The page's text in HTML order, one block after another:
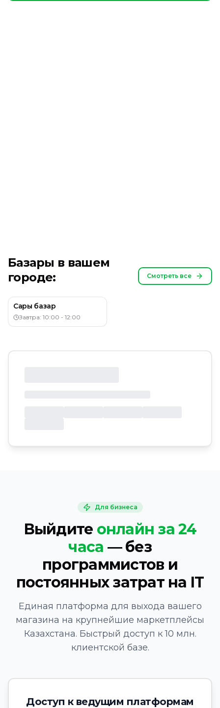
Базары в вашем
городе:
Смотреть все
Сары базар
Завтра: 10:00 - 12:00
Для бизнеса
Выйдите онлайн за 24
часа — без
программистов и
постоянных затрат на IT
Единая платформа для выхода вашего
магазина на крупнейшие маркетплейсы
Казахстана. Быстрый доступ к 10 млн.
клиентской базе.
Доступ к ведущим платформам